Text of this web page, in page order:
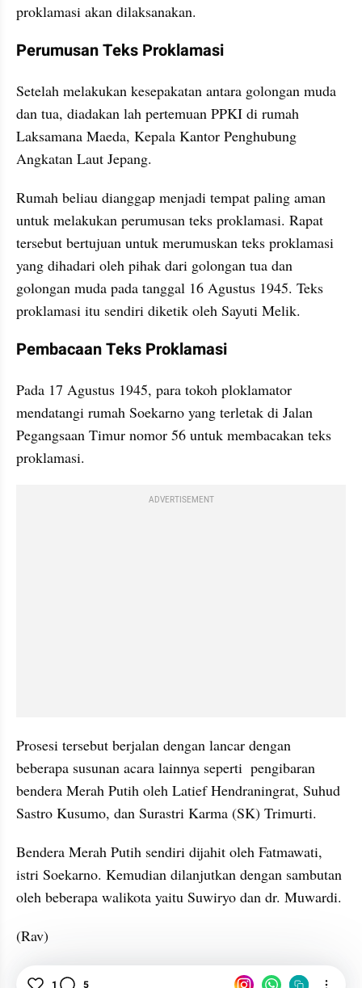
proklamasi akan dilaksanakan.
Perumusan Teks Proklamasi
Setelah melakukan kesepakatan antara golongan muda
dan tua, diadakan lah pertemuan PPKI di rumah
Laksamana Maeda, Kepala Kantor Penghubung
Angkatan Laut Jepang.
Rumah beliau dianggap menjadi tempat paling aman
untuk melakukan perumusan teks proklamasi. Rapat
tersebut bertujuan untuk merumuskan teks proklamasi
yang dihadari oleh pihak dari golongan tua dan
golongan muda pada tanggal 16 Agustus 1945. Teks
proklamasi itu sendiri diketik oleh Sayuti Melik.
Pembacaan Teks Proklamasi
Pada 17 Agustus 1945, para tokoh ploklamator
mendatangi rumah Soekarno yang terletak di Jalan
Pegangsaan Timur nomor 56 untuk membacakan teks
proklamasi.
ADVERTISEMENT
Prosesi tersebut berjalan dengan lancar dengan
beberapa susunan acara lainnya seperti  pengibaran
bendera Merah Putih oleh Latief Hendraningrat, Suhud
Sastro Kusumo, dan Surastri Karma (SK) Trimurti.
Bendera Merah Putih sendiri dijahit oleh Fatmawati,
istri Soekarno. Kemudian dilanjutkan dengan sambutan
oleh beberapa walikota yaitu Suwiryo dan dr. Muwardi.
(Rav)
1 5